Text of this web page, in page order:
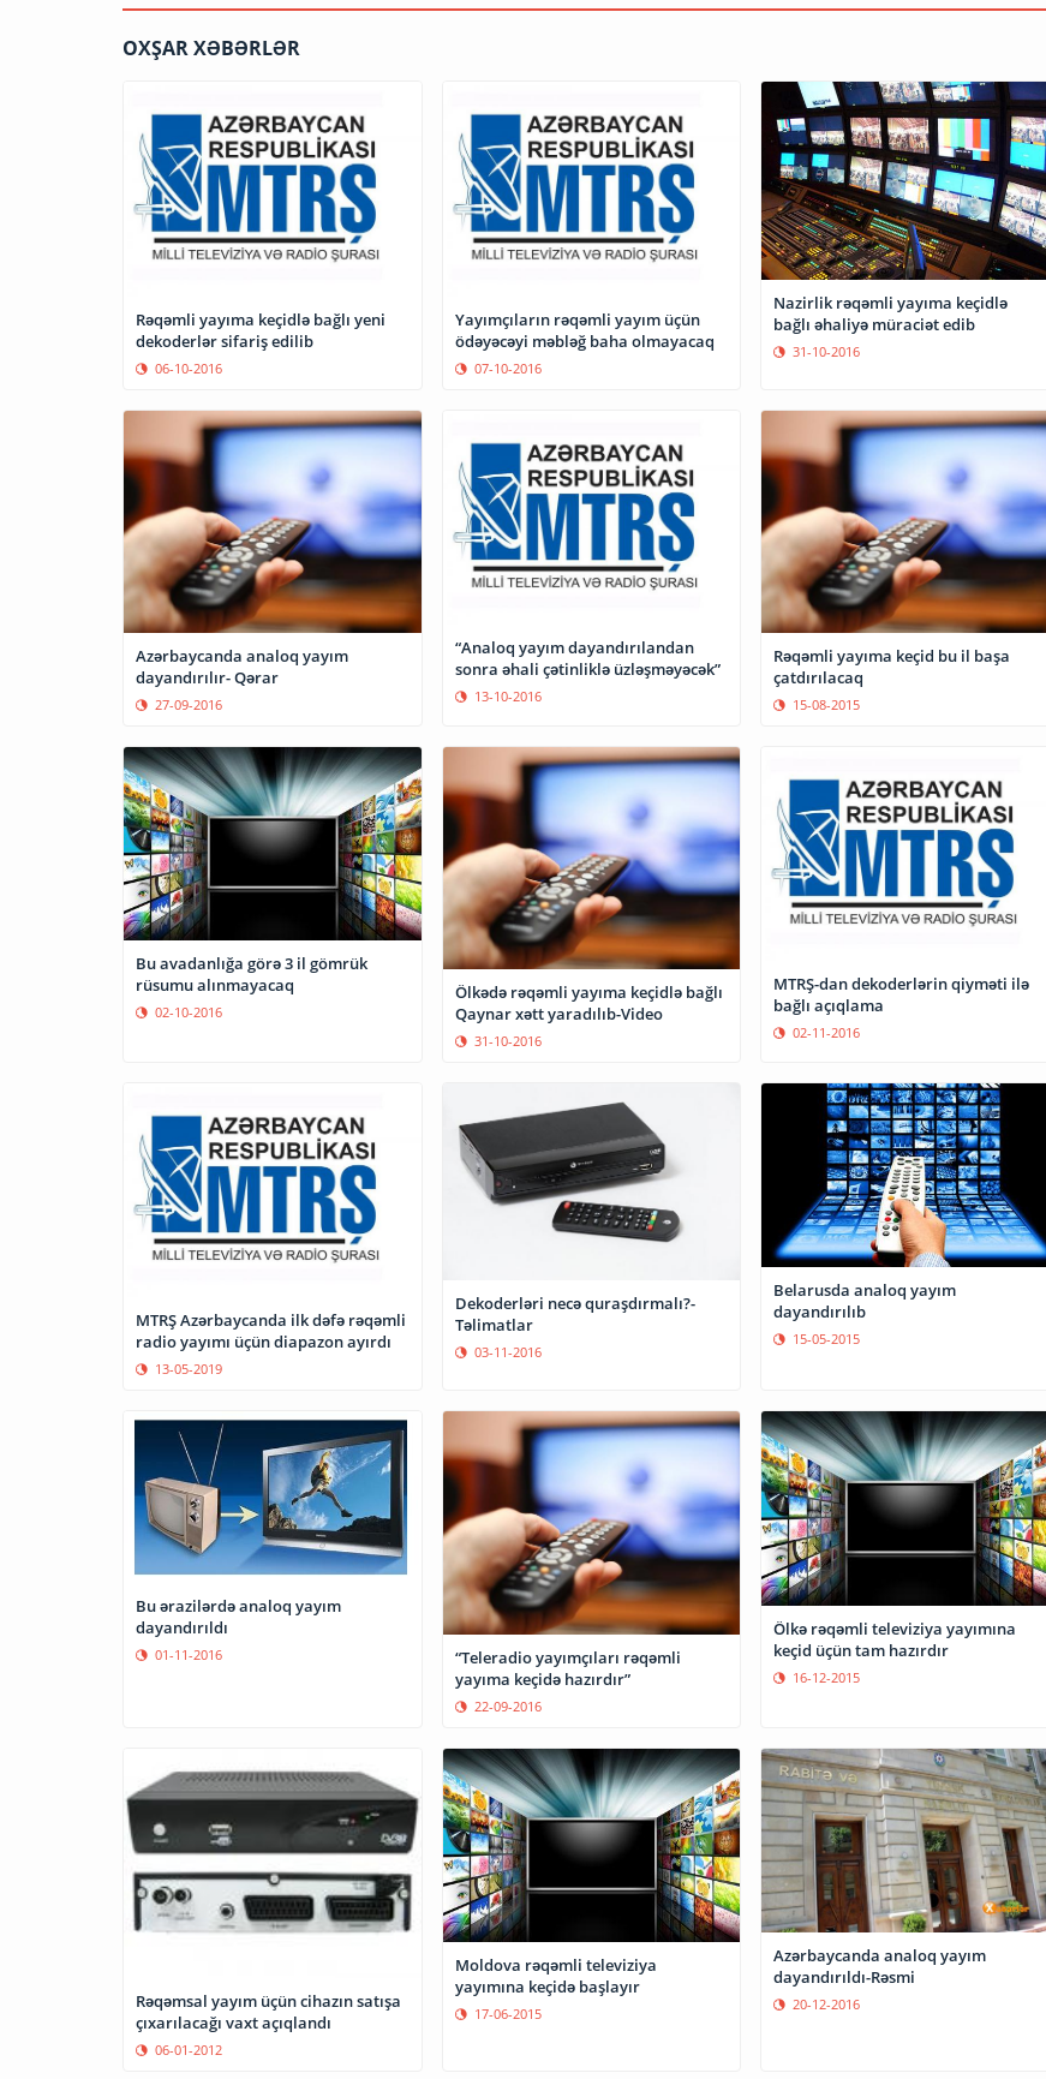
OXŞAR XƏBƏRLƏR
Rəqəmli yayıma keçidlə bağlı yeni
dekoderlər sifariş edilib
06-10-2016
Yayımçıların rəqəmli yayım üçün
ödəyəcəyi məbləğ baha olmayacaq
07-10-2016
Nazirlik rəqəmli yayıma keçidlə
bağlı əhaliyə müraciət edib
31-10-2016
Azərbaycanda analoq yayım
dayandırılır- Qərar
27-09-2016
“Analoq yayım dayandırılandan
sonra əhali çətinliklə üzləşməyəcək”
13-10-2016
Rəqəmli yayıma keçid bu il başa
çatdırılacaq
15-08-2015
Bu avadanlığa görə 3 il gömrük
rüsumu alınmayacaq
02-10-2016
Ölkədə rəqəmli yayıma keçidlə bağlı
Qaynar xətt yaradılıb-Video
31-10-2016
MTRŞ-dan dekoderlərin qiyməti ilə
bağlı açıqlama
02-11-2016
MTRŞ Azərbaycanda ilk dəfə rəqəmli
radio yayımı üçün diapazon ayırdı
13-05-2019
Dekoderləri necə quraşdırmalı?-
Təlimatlar
03-11-2016
Belarusda analoq yayım
dayandırılıb
15-05-2015
Bu ərazilərdə analoq yayım
dayandırıldı
01-11-2016
“Teleradio yayımçıları rəqəmli
yayıma keçidə hazırdır”
22-09-2016
Ölkə rəqəmli televiziya yayımına
keçid üçün tam hazırdır
16-12-2015
Rəqəmsal yayım üçün cihazın satışa
çıxarılacağı vaxt açıqlandı
06-01-2012
Moldova rəqəmli televiziya
yayımına keçidə başlayır
17-06-2015
Azərbaycanda analoq yayım
dayandırıldı-Rəsmi
20-12-2016